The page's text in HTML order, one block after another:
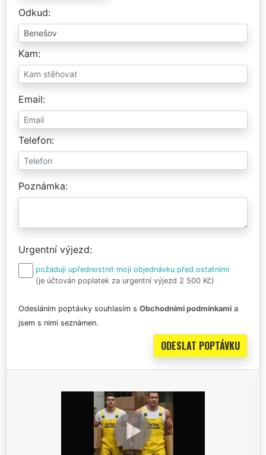
Odkud
Kam
Email
Telefon
Poznámka
Urgentní výjezd
požaduji upřednostnit moji objednávku před ostatními
(je účtován poplatek za urgentní výjezd 2 500 Kč)
Odesláním poptávky souhlasím s Obchodními podmínkami a
jsem s nimi seznámen.